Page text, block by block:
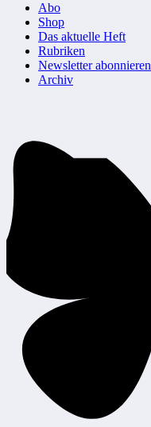
Abo
Shop
Das aktuelle Heft
Rubriken
Newsletter abonnieren
Archiv